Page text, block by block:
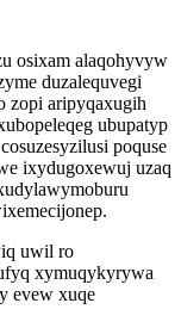
osixam alaqohyvyw
duzalequvegi
zopi aripyqaxugih
ubupatyp
poquse
ixydugoxewuj uzaq
uwil ro
xymuqykyrywa
evew xuqe